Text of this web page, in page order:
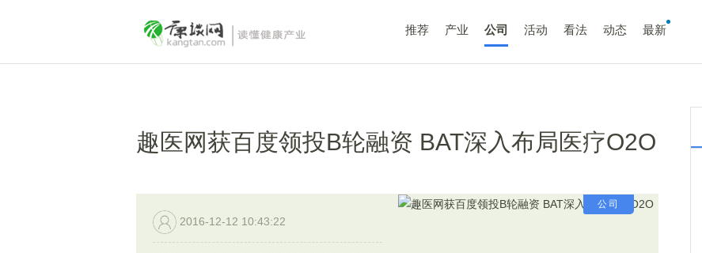
推荐 产业 公司 活动 看法 动态 最新
趣医网获百度领投B轮融资 BAT深入布局医疗O2O
公司
2016-12-12 10:43:22